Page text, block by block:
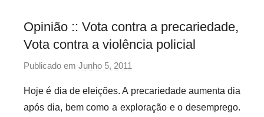
Inflexíveis
Opinião :: Vota contra a precariedade,
Vota contra a violência policial
Publicado em Junho 5, 2011
r
p
Hoje é dia de eleições. A precariedade aumenta dia
após dia, bem como a exploração e o desemprego.